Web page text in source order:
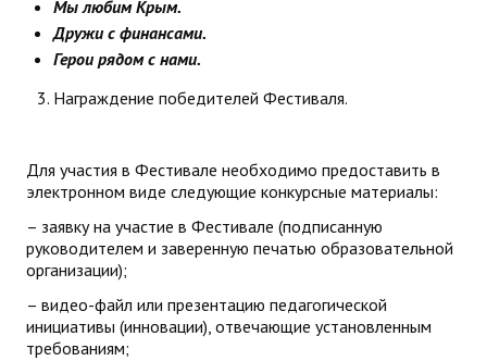
Мы любим Крым.
Дружи с финансами.
Герои рядом с нами.
Награждение победителей Фестиваля.
Для участия в Фестивале необходимо предоставить в
электронном виде следующие конкурсные материалы:
– заявку на участие в Фестивале (подписанную
руководителем и заверенную печатью образовательной
организации);
– видео-файл или презентацию педагогической
инициативы (инновации), отвечающие установленным
требованиям;